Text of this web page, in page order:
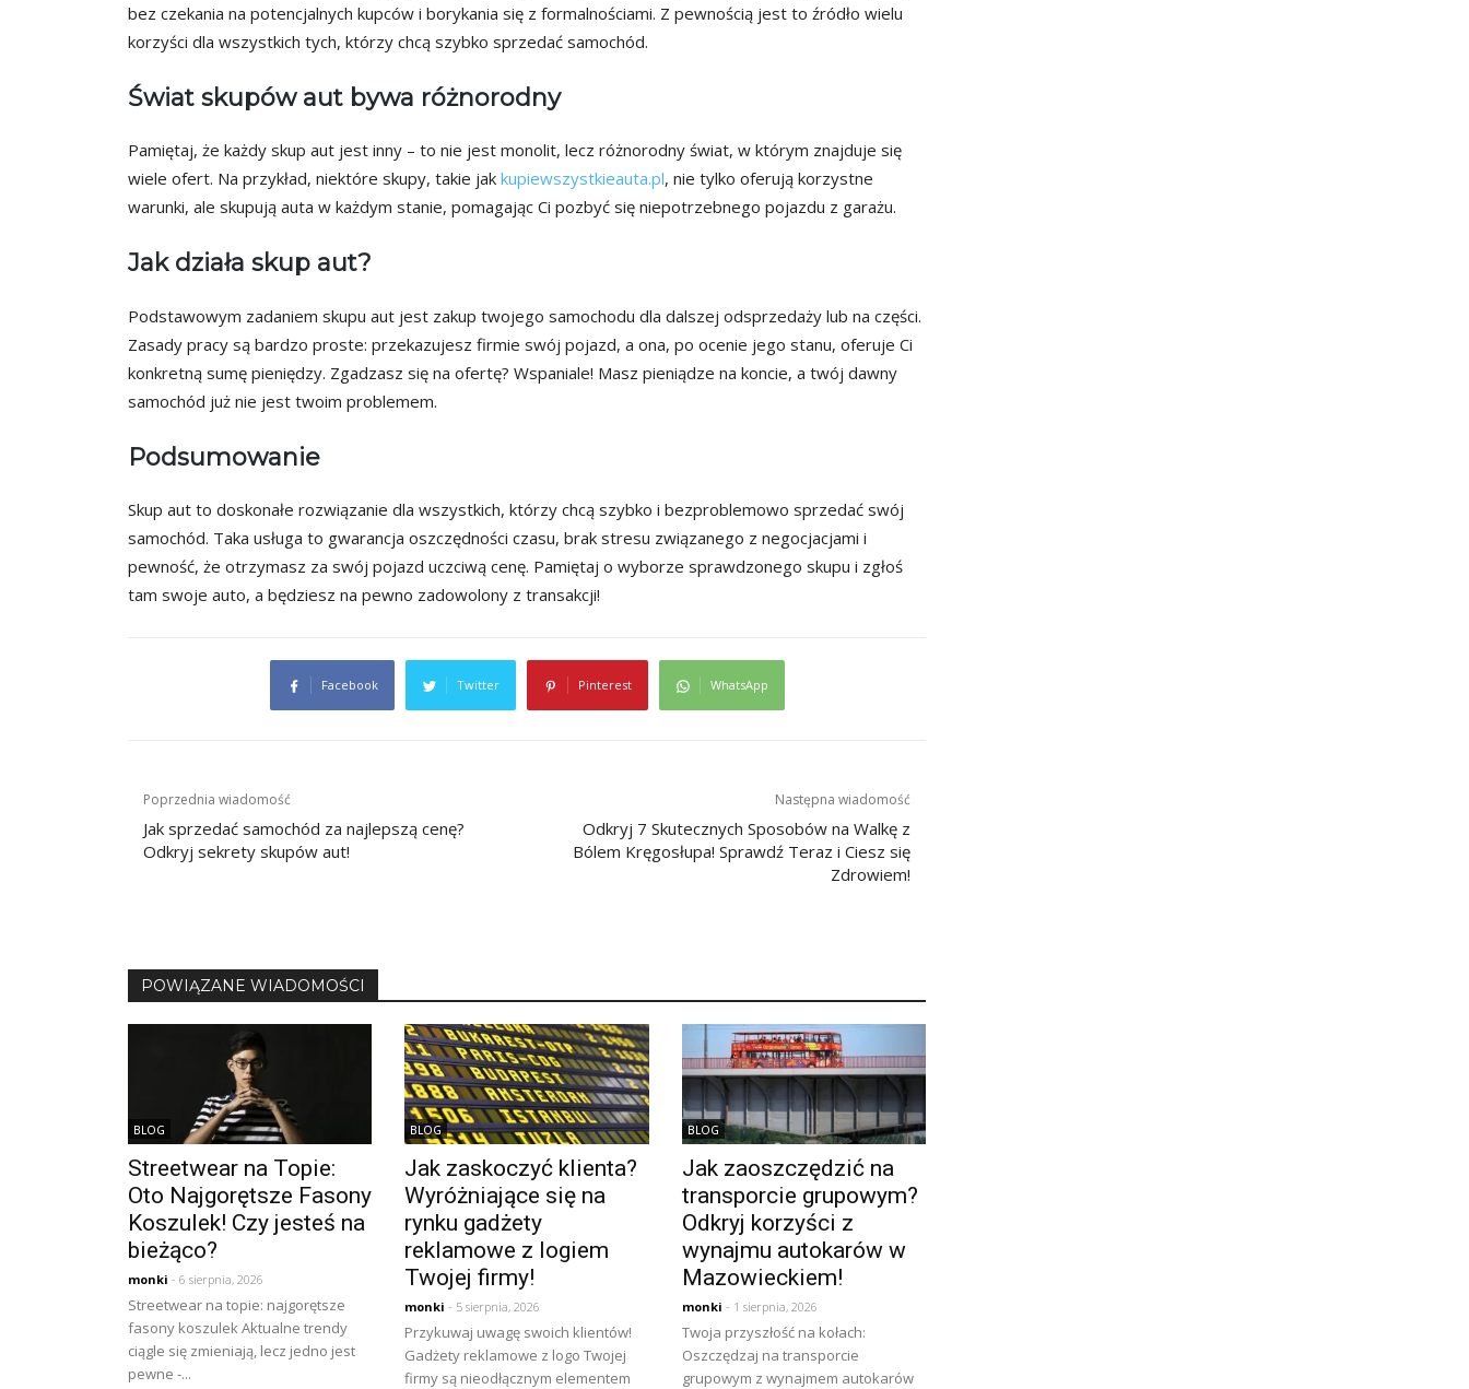
bez czekania na potencjalnych kupców i borykania się z formalnościami. Z pewnością jest to źródło wielu
korzyści dla wszystkich tych, którzy chcą szybko sprzedać samochód.
Świat skupów aut bywa różnorodny
Pamiętaj, że każdy skup aut jest inny – to nie jest monolit, lecz różnorodny świat, w którym znajduje się
wiele ofert. Na przykład, niektóre skupy, takie jak kupiewszystkieauta.pl, nie tylko oferują korzystne
warunki, ale skupują auta w każdym stanie, pomagając Ci pozbyć się niepotrzebnego pojazdu z garażu.
Jak działa skup aut?
Podstawowym zadaniem skupu aut jest zakup twojego samochodu dla dalszej odsprzedaży lub na części.
Zasady pracy są bardzo proste: przekazujesz firmie swój pojazd, a ona, po ocenie jego stanu, oferuje Ci
konkretną sumę pieniędzy. Zgadzasz się na ofertę? Wspaniale! Masz pieniądze na koncie, a twój dawny
samochód już nie jest twoim problemem.
Podsumowanie
Skup aut to doskonałe rozwiązanie dla wszystkich, którzy chcą szybko i bezproblemowo sprzedać swój
samochód. Taka usługa to gwarancja oszczędności czasu, brak stresu związanego z negocjacjami i
pewność, że otrzymasz za swój pojazd uczciwą cenę. Pamiętaj o wyborze sprawdzonego skupu i zgłoś
tam swoje auto, a będziesz na pewno zadowolony z transakcji!
Facebook Twitter Pinterest WhatsApp
Nawigacja
wpisu
Poprzednia wiadomość
Jak sprzedać samochód za najlepszą cenę?
Odkryj sekrety skupów aut!
Następna wiadomość
Odkryj 7 Skutecznych Sposobów na Walkę z
Bólem Kręgosłupa! Sprawdź Teraz i Ciesz się
Zdrowiem!
POWIĄZANE WIADOMOŚCI
BLOG
Streetwear na Topie:
Oto Najgorętsze Fasony
Koszulek! Czy jesteś na
bieżąco?
monki - 6 sierpnia, 2026
Streetwear na topie: najgorętsze
fasony koszulek Aktualne trendy
ciągle się zmieniają, lecz jedno jest
pewne -...
BLOG
Jak zaskoczyć klienta?
Wyróżniające się na
rynku gadżety
reklamowe z logiem
Twojej firmy!
monki - 5 sierpnia, 2026
Przykuwaj uwagę swoich klientów!
Gadżety reklamowe z logo Twojej
firmy są nieodłącznym elementem
BLOG
Jak zaoszczędzić na
transporcie grupowym?
Odkryj korzyści z
wynajmu autokarów w
Mazowieckiem!
monki - 1 sierpnia, 2026
Twoja przyszłość na kołach:
Oszczędzaj na transporcie
grupowym z wynajmem autokarów